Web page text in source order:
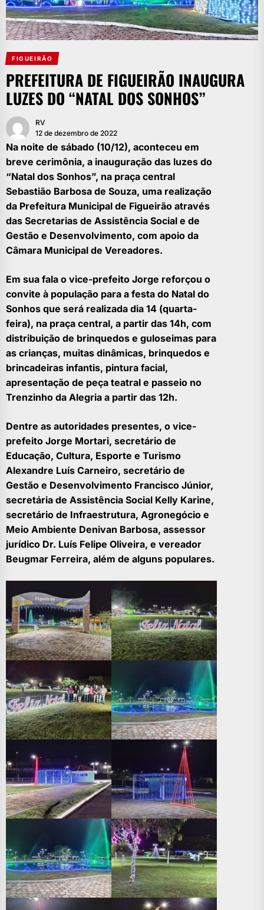
FIGUEIRÃO
PREFEITURA DE FIGUEIRÃO INAUGURA
LUZES DO “NATAL DOS SONHOS”
RV
12 de dezembro de 2022
Na noite de sábado (10/12), aconteceu em
breve cerimônia, a inauguração das luzes do
“Natal dos Sonhos”, na praça central
Sebastião Barbosa de Souza, uma realização
da Prefeitura Municipal de Figueirão através
das Secretarias de Assistência Social e de
Gestão e Desenvolvimento, com apoio da
Câmara Municipal de Vereadores.
Em sua fala o vice-prefeito Jorge reforçou o
convite à população para a festa do Natal do
Sonhos que será realizada dia 14 (quarta-
feira), na praça central, a partir das 14h, com
distribuição de brinquedos e guloseimas para
as crianças, muitas dinâmicas, brinquedos e
brincadeiras infantis, pintura facial,
apresentação de peça teatral e passeio no
Trenzinho da Alegria a partir das 12h.
Dentre as autoridades presentes, o vice-
prefeito Jorge Mortari, secretário de
Educação, Cultura, Esporte e Turismo
Alexandre Luís Carneiro, secretário de
Gestão e Desenvolvimento Francisco Júnior,
secretária de Assistência Social Kelly Karine,
secretário de Infraestrutura, Agronegócio e
Meio Ambiente Denivan Barbosa, assessor
jurídico Dr. Luís Felipe Oliveira, e vereador
Beugmar Ferreira, além de alguns populares.